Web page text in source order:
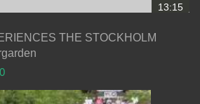
13:15
THE STOCKHOLM
0